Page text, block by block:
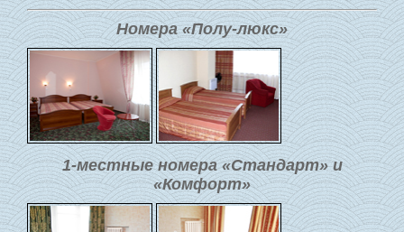
Номера «Полу-люкс»
1-местные номера «Стандарт» и
«Комфорт»